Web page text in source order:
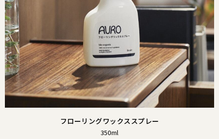
フローリングワックススプレー
350ml